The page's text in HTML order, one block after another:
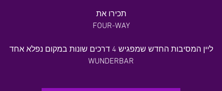
תכירו את
FOUR-WAY
ליין המסיבות החדש שמפגיש 4 דרכים שונות במקום נפלא אחד